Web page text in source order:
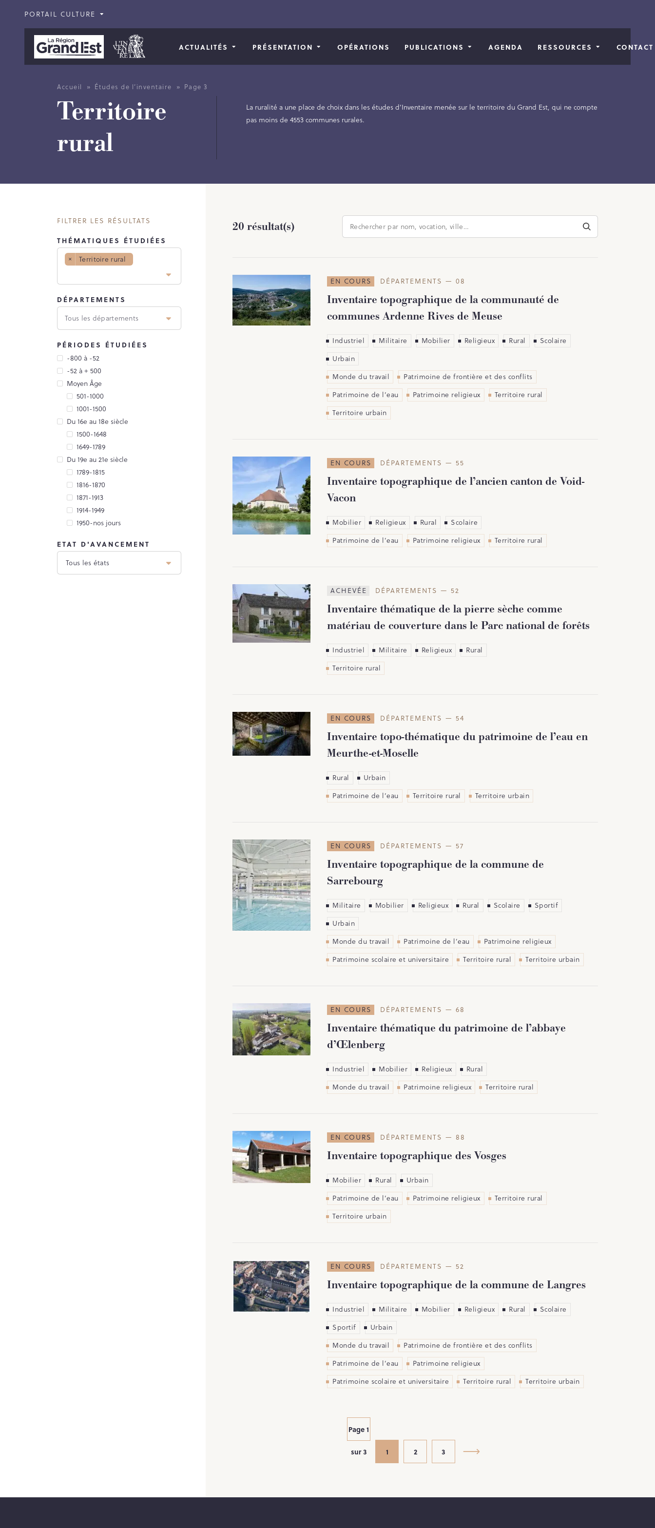
PORTAIL CULTURE
ACTUALITÉS PRÉSENTATION OPÉRATIONS PUBLICATIONS AGENDA RESSOURCES CONTACT
Accueil » Études de l’inventaire » Page 3
Territoire
rural
La ruralité a une place de choix dans les études d’Inventaire menée sur le territoire du Grand Est, qui ne compte
pas moins de 4553 communes rurales.
FILTRER LES RÉSULTATS
THÉMATIQUES ÉTUDIÉES
× Territoire rural
DÉPARTEMENTS
PÉRIODES ÉTUDIÉES
-800 à -52
-52 à + 500
Moyen Âge
501-1000
1001-1500
Du 16e au 18e siècle
1500-1648
1649-1789
Du 19e au 21e siècle
1789-1815
1816-1870
1871-1913
1914-1949
1950-nos jours
ETAT D'AVANCEMENT
Tous les états
20 résultat(s)
EN COURS DÉPARTEMENTS — 08
Inventaire topographique de la communauté de
communes Ardenne Rives de Meuse
Industriel Militaire Mobilier Religieux Rural
Scolaire
Urbain
Monde du travail
Patrimoine de frontière et des conflits
Patrimoine de l’eau
Patrimoine religieux
Territoire rural
Territoire urbain
EN COURS DÉPARTEMENTS — 55
Inventaire topographique de l’ancien canton de Void-
Vacon
Mobilier Religieux Rural
Scolaire
Patrimoine de l’eau
Patrimoine religieux Territoire rural
ACHEVÉE DÉPARTEMENTS — 52
Inventaire thématique de la pierre sèche comme
matériau de couverture dans le Parc national de forêts
Industriel Militaire Religieux
Rural
Territoire rural
EN COURS DÉPARTEMENTS — 54
Inventaire topo-thématique du patrimoine de l’eau en
Meurthe-et-Moselle
Rural
Urbain
Patrimoine de l’eau
Territoire rural Territoire urbain
EN COURS DÉPARTEMENTS — 57
Inventaire topographique de la commune de
Sarrebourg
Militaire Mobilier Religieux Rural Scolaire
Sportif
Urbain
Monde du travail
Patrimoine de l’eau
Patrimoine religieux
Patrimoine scolaire et universitaire
Territoire rural Territoire urbain
EN COURS DÉPARTEMENTS — 68
Inventaire thématique du patrimoine de l’abbaye
d’Œlenberg
Industriel Mobilier Religieux
Rural
Monde du travail
Patrimoine religieux Territoire rural
EN COURS DÉPARTEMENTS — 88
Inventaire topographique des Vosges
Mobilier Rural
Urbain
Patrimoine de l’eau
Patrimoine religieux
Territoire rural
Territoire urbain
EN COURS DÉPARTEMENTS — 52
Inventaire topographique de la commune de Langres
Industriel Militaire Mobilier Religieux Rural
Scolaire
Sportif
Urbain
Monde du travail
Patrimoine de frontière et des conflits
Patrimoine de l’eau
Patrimoine religieux
Patrimoine scolaire et universitaire
Territoire rural Territoire urbain
Page 1
sur 3 1 2 3 »